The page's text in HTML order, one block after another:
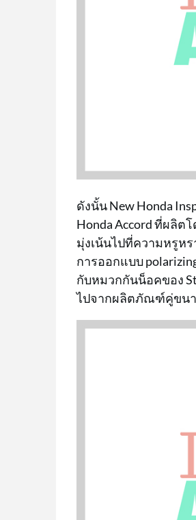
ดังนั้น New Honda
Honda Accord ที่ผลิต
มุ่งเน้นไปที่ความหรูห
การออกแบบ
กับหมวกกันน็อคของ
ไปจากผลิตภัณฑ์คู่ขน